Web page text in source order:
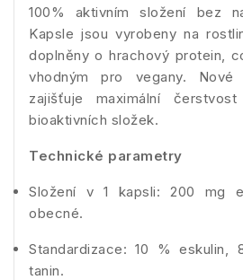
100% aktivním složení bez
Kapsle jsou vyrobeny na
doplněny o hrachový protein,
vhodným pro vegany.
zajišťuje maximální
bioaktivních složek.
Technické parametry
Složení v 1 kapsli: 200 mg
obecné.
Standardizace: 10 %
tanin.